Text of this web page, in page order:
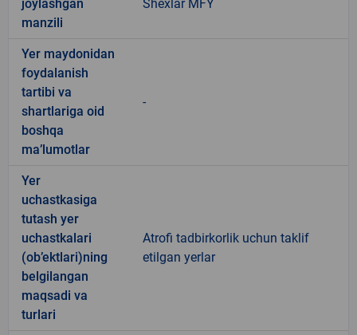
joylashgan
manzili
Shexlar MFY
Yer maydonidan
foydalanish
tartibi va
shartlariga oid
boshqa
ma’lumotlar
-
Yer
uchastkasiga
tutash yer
uchastkalari
(ob’ektlari)ning
belgilangan
maqsadi va
turlari
Atrofi tadbirkorlik uchun taklif
etilgan yerlar